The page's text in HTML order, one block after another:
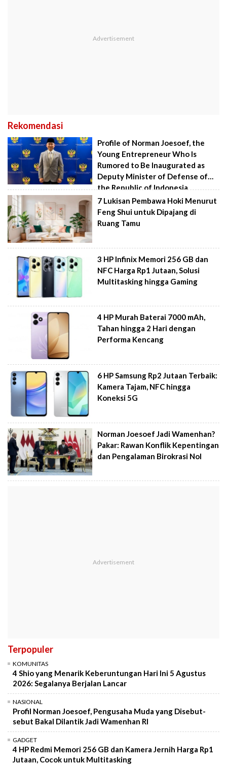
Rekomendasi
Profile of Norman Joesoef, the
Young Entrepreneur Who Is
Rumored to Be Inaugurated as
Deputy Minister of Defense of
the Republic of Indonesia
7 Lukisan Pembawa Hoki Menurut
Feng Shui untuk Dipajang di
Ruang Tamu
3 HP Infinix Memori 256 GB dan
NFC Harga Rp1 Jutaan, Solusi
Multitasking hingga Gaming
4 HP Murah Baterai 7000 mAh,
Tahan hingga 2 Hari dengan
Performa Kencang
6 HP Samsung Rp2 Jutaan Terbaik:
Kamera Tajam, NFC hingga
Koneksi 5G
Norman Joesoef Jadi Wamenhan?
Pakar: Rawan Konflik Kepentingan
dan Pengalaman Birokrasi Nol
Terpopuler
KOMUNITAS
4 Shio yang Menarik Keberuntungan Hari Ini 5 Agustus
2026: Segalanya Berjalan Lancar
NASIONAL
Profil Norman Joesoef, Pengusaha Muda yang Disebut-
sebut Bakal Dilantik Jadi Wamenhan RI
GADGET
4 HP Redmi Memori 256 GB dan Kamera Jernih Harga Rp1
Jutaan, Cocok untuk Multitasking